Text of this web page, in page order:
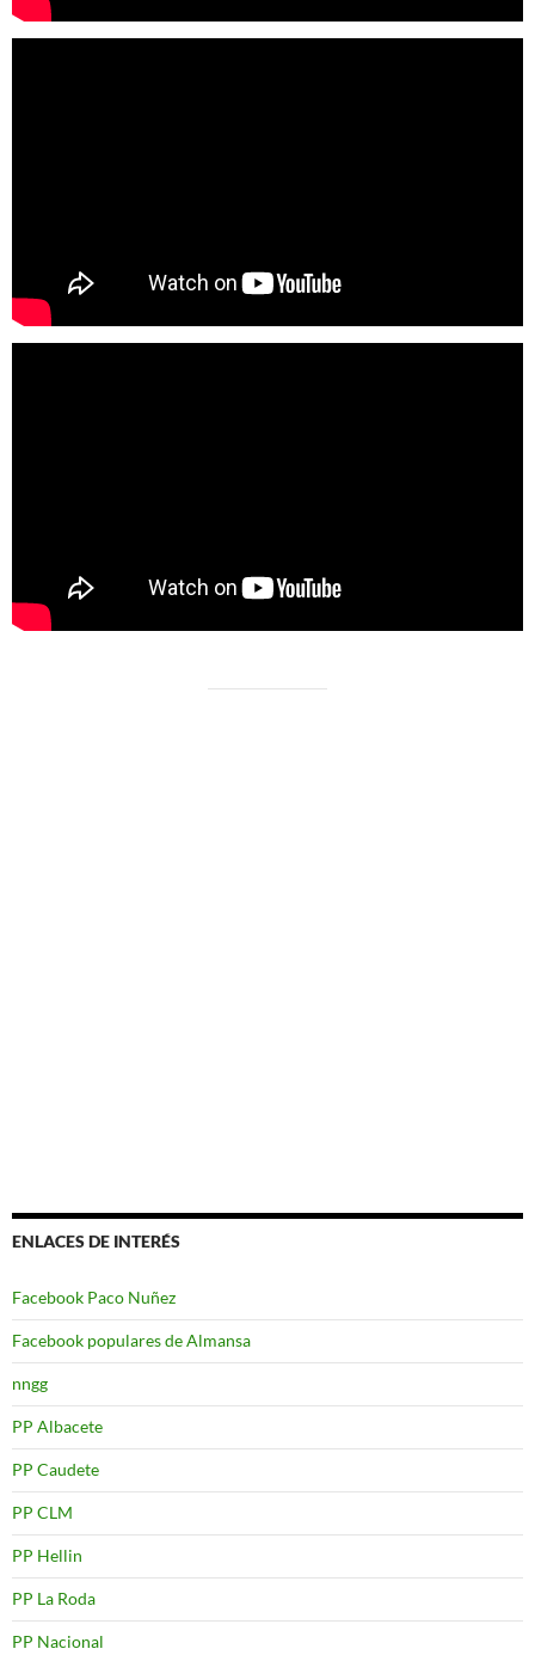
ENLACES DE INTERÉS
Facebook Paco Nuñez
Facebook populares de Almansa
nngg
PP Albacete
PP Caudete
PP CLM
PP Hellin
PP La Roda
PP Nacional